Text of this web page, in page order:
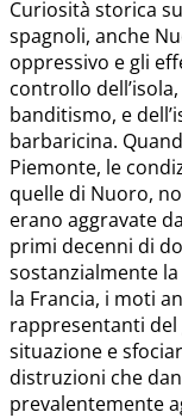
Curiosità storica
spagnoli, anche
oppressivo e gli
controllo
banditismo, e
barbaricina.
Piemonte, le
quelle di Nuoro,
erano aggravate
primi decenni di
sostanzialmente
la Francia, i moti
rappresentanti
situazione e
distruzioni che
prevalentemente